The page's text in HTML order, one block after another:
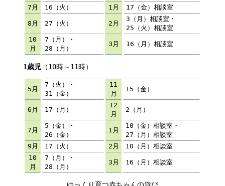
7月 16（火） 1月 17（金）相談室
8月 27（火） 2月
3（月）相談室・
25（火）相談室
10
月
7（月）・
28（月）
3月 16（月）相談室
1歳児 （10時～11時）
5月
7（火）・
31（金）
11
月
15（金）
6月 17（月）
12
月
2（月）
7月
5（金）・
26（金）
1月
10（金）相談室・
27（月）相談室
9月
17（火） 2月
10（月）相談室
10
月
7（月）・
28（月）
3月 16（月）相談室